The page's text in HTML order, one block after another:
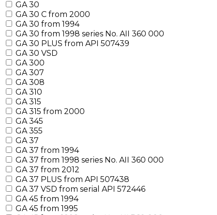
GA 30
GA 30 C from 2000
GA 30 from 1994
GA 30 from 1998 series No. AII 360 000
GA 30 PLUS from API 507439
GA 30 VSD
GA 300
GA 307
GA 308
GA 310
GA 315
GA 315 from 2000
GA 345
GA 355
GA 37
GA 37 from 1994
GA 37 from 1998 series No. AII 360 000
GA 37 from 2012
GA 37 PLUS from API 507438
GA 37 VSD from serial API 572446
GA 45 from 1994
GA 45 from 1995